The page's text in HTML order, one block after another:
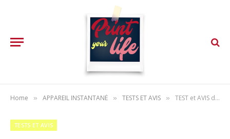
Home » APPAREIL INSTANTANÉ » TESTS ET AVIS » TEST et AVIS du POLAROID NOW : Des photos plus belles mais manque de fonctionnalités
TESTS ET AVIS